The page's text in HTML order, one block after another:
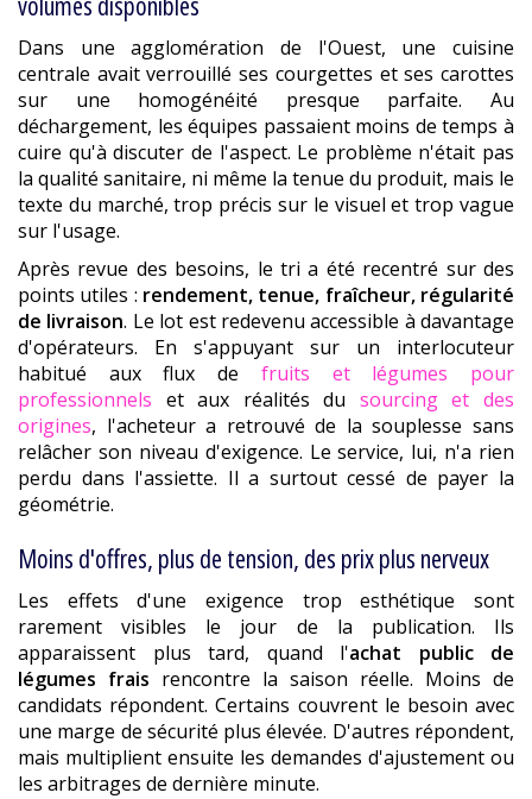
Dans une agglomération de l'Ouest, une cuisine
centrale avait verrouillé ses courgettes et ses carottes
sur une homogénéité presque parfaite. Au
déchargement, les équipes passaient moins de temps à
cuire qu'à discuter de l'aspect. Le problème n'était pas
la qualité sanitaire, ni même la tenue du produit, mais le
texte du marché, trop précis sur le visuel et trop vague
sur l'usage.
Après revue des besoins, le tri a été recentré sur des
points utiles : rendement, tenue, fraîcheur, régularité
de livraison. Le lot est redevenu accessible à davantage
d'opérateurs. En s'appuyant sur un interlocuteur
habitué aux flux de fruits et légumes pour
professionnels et aux réalités du sourcing et des
origines, l'acheteur a retrouvé de la souplesse sans
relâcher son niveau d'exigence. Le service, lui, n'a rien
perdu dans l'assiette. Il a surtout cessé de payer la
géométrie.
Moins d'offres, plus de tension, des prix plus nerveux
Les effets d'une exigence trop esthétique sont
rarement visibles le jour de la publication. Ils
apparaissent plus tard, quand l'achat public de
légumes frais rencontre la saison réelle. Moins de
candidats répondent. Certains couvrent le besoin avec
une marge de sécurité plus élevée. D'autres répondent,
mais multiplient ensuite les demandes d'ajustement ou
les arbitrages de dernière minute.